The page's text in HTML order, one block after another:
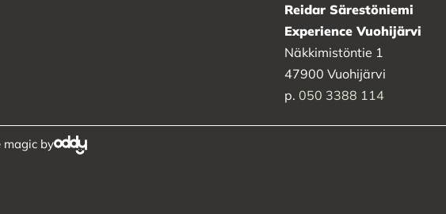
Reidar Särestöniemi
Experience Vuohijärvi
Näkkimistöntie 1
47900 Vuohijärvi
p. 050 3388 114
magic by